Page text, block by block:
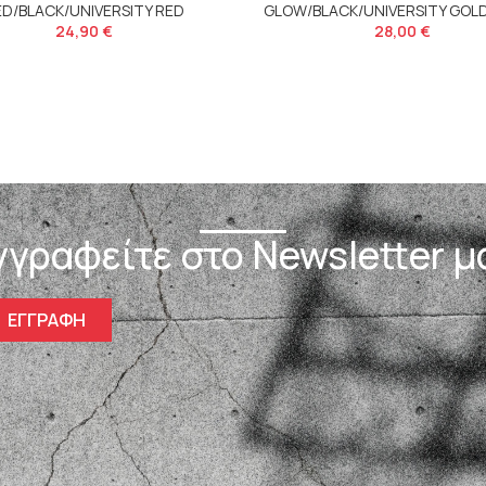
BLACK/UNIVERSITY RED
24,90 €
GLOW/BLACK/UNIVERSITY
28,00 €
στο Newsletter
ΕΓΓΡΑΦΗ